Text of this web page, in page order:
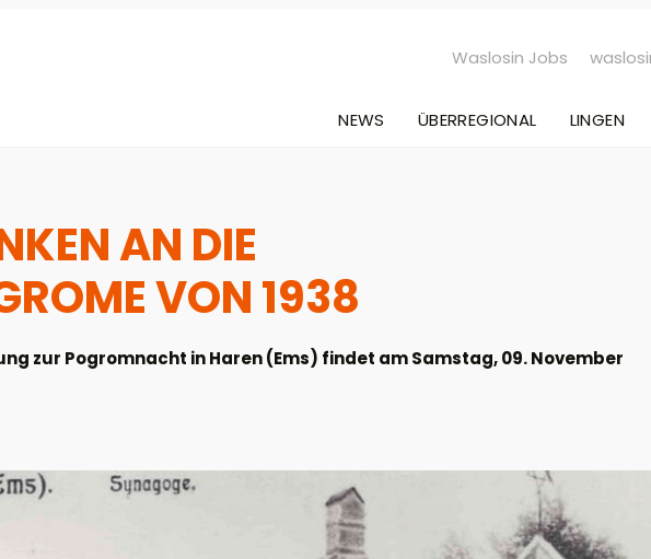
Waslosin Jobs
NEWS ÜBERREGIONAL LINGEN
AN DIE
VON 1938
zur Pogromnacht in Haren (Ems) findet am Samstag, 09. November